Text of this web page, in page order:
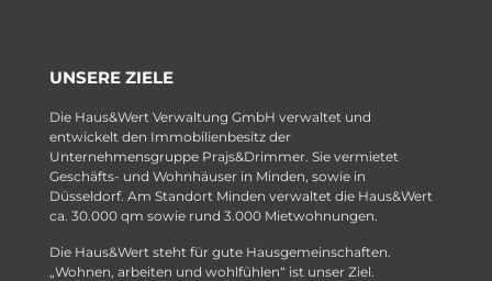
UNSERE ZIELE
Die Haus&Wert Verwaltung GmbH verwaltet und
entwickelt den Immobilienbesitz der
Unternehmensgruppe Prajs&Drimmer. Sie vermietet
Geschäfts- und Wohnhäuser in Minden, sowie in
Düsseldorf. Am Standort Minden verwaltet die Haus&Wert
ca. 30.000 qm sowie rund 3.000 Mietwohnungen.
Die Haus&Wert steht für gute Hausgemeinschaften.
„Wohnen, arbeiten und wohlfühlen“ ist unser Ziel.